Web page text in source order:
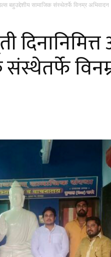
बहुउद्देशीय सामाजिक संस्थेतर्फे विनम्र अभिवादन